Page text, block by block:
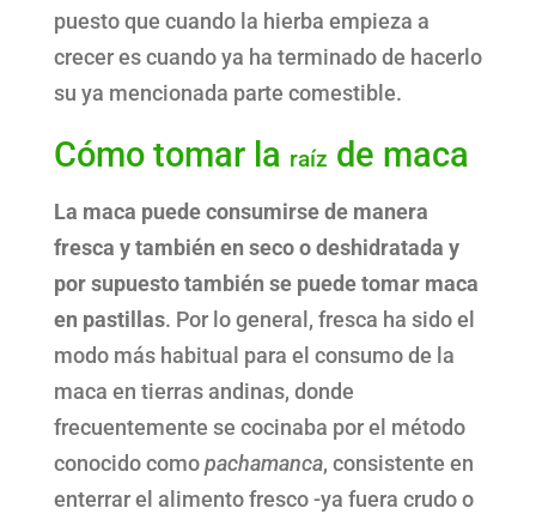
puesto que cuando la hierba empieza a
crecer es cuando ya ha terminado de hacerlo
su ya mencionada parte comestible.
Cómo tomar la raíz de maca
La maca puede consumirse de manera
fresca y también en seco o deshidratada y
por supuesto también se puede tomar maca
en pastillas. Por lo general, fresca ha sido el
modo más habitual para el consumo de la
maca en tierras andinas, donde
frecuentemente se cocinaba por el método
conocido comopachamanca, consistente en
enterrar el alimento fresco -ya fuera crudo o